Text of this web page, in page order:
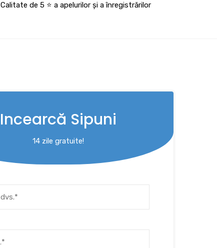
Calitate de 5 ⭐️ a apelurilor și a înregistrărilor
Incearcă Sipuni
14 zile gratuite!